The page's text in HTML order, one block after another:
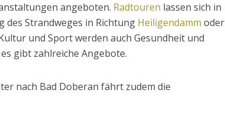
angeboten. Radtouren lassen sich in
des Strandweges in Richtung Heiligendamm oder
und Sport werden auch Gesundheit und
gibt zahlreiche Angebote.
nach Bad Doberan fährt zudem die